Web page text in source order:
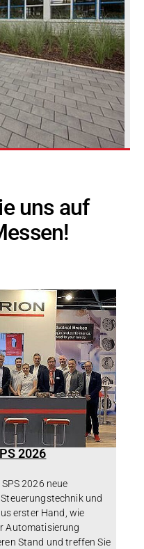
uns auf
2026
2026 neue
und
erster Hand, wie
Automatisierung
Stand und treffen Sie